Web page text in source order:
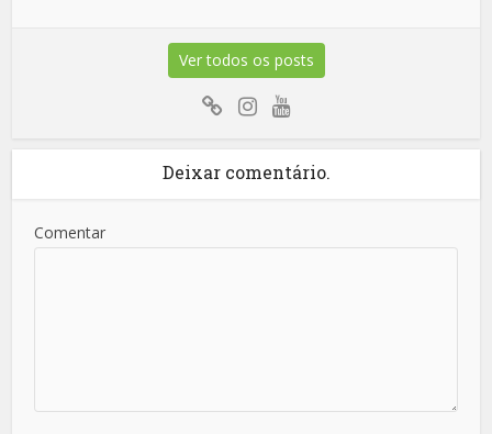
Ver todos os posts
Deixar comentário.
Comentar